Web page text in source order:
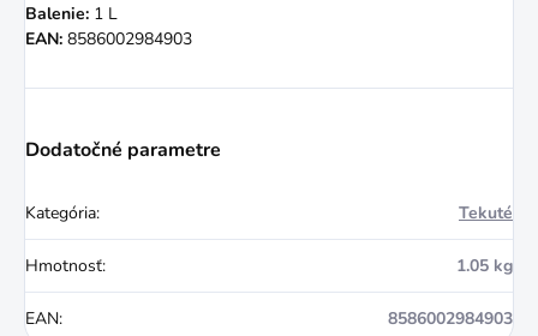
Balenie: 1 L
EAN: 8586002984903
Dodatočné parametre
Kategória: Tekuté
Hmotnosť: 1.05 kg
EAN: 8586002984903